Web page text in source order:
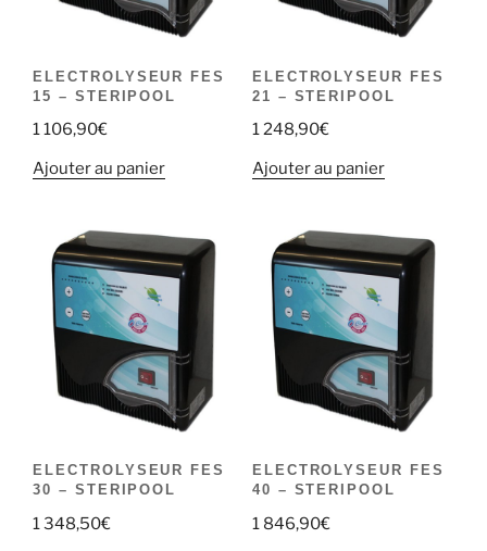
ELECTROLYSEUR FES
15 – STERIPOOL
1 106,90€
Ajouter au panier
ELECTROLYSEUR FES
21 – STERIPOOL
1 248,90€
Ajouter au panier
ELECTROLYSEUR FES
30 – STERIPOOL
1 348,50€
ELECTROLYSEUR FES
40 – STERIPOOL
1 846,90€